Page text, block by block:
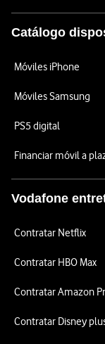
Catálogo
Móviles iPhone
Móviles Samsung
PS5 digital
Financiar móvil a
Vodafone
Contratar Netflix
Contratar HBO Max
Contratar Amazon
Contratar Disney